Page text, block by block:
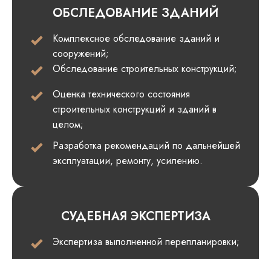
ОБСЛЕДОВАНИЕ ЗДАНИЙ
Комплексное обследование зданий и
сооружений;
Обследование строительных конструкций;
Оценка технического состояния
строительных конструкций и зданий в
целом;
Разработка рекомендаций по дальнейшей
эксплуатации, ремонту, усилению.
СУДЕБНАЯ ЭКСПЕРТИЗА
Экспертиза выполненной перепланировки;